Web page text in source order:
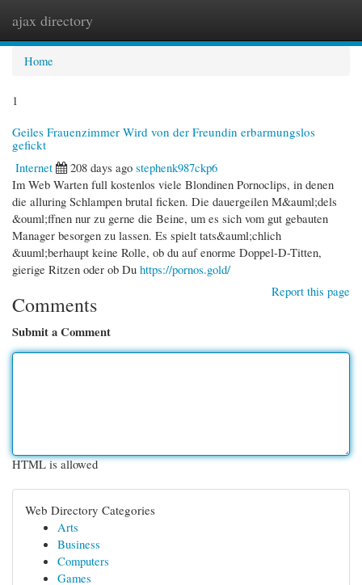
ajax directory
Home
1
Geiles Frauenzimmer Wird von der Freundin erbarmungslos
gefickt
Internet
208 days ago stephenk987ckp6
Im Web Warten full kostenlos viele Blondinen Pornoclips, in denen
die alluring Schlampen brutal ficken. Die dauergeilen M&auml;dels
&ouml;ffnen nur zu gerne die Beine, um es sich vom gut gebauten
Manager besorgen zu lassen. Es spielt tats&auml;chlich
&uuml;berhaupt keine Rolle, ob du auf enorme Doppel-D-Titten,
gierige Ritzen oder ob Du https://pornos.gold/
Report this page
Comments
Submit a Comment
HTML is allowed
Web Directory Categories
Arts
Business
Computers
Games